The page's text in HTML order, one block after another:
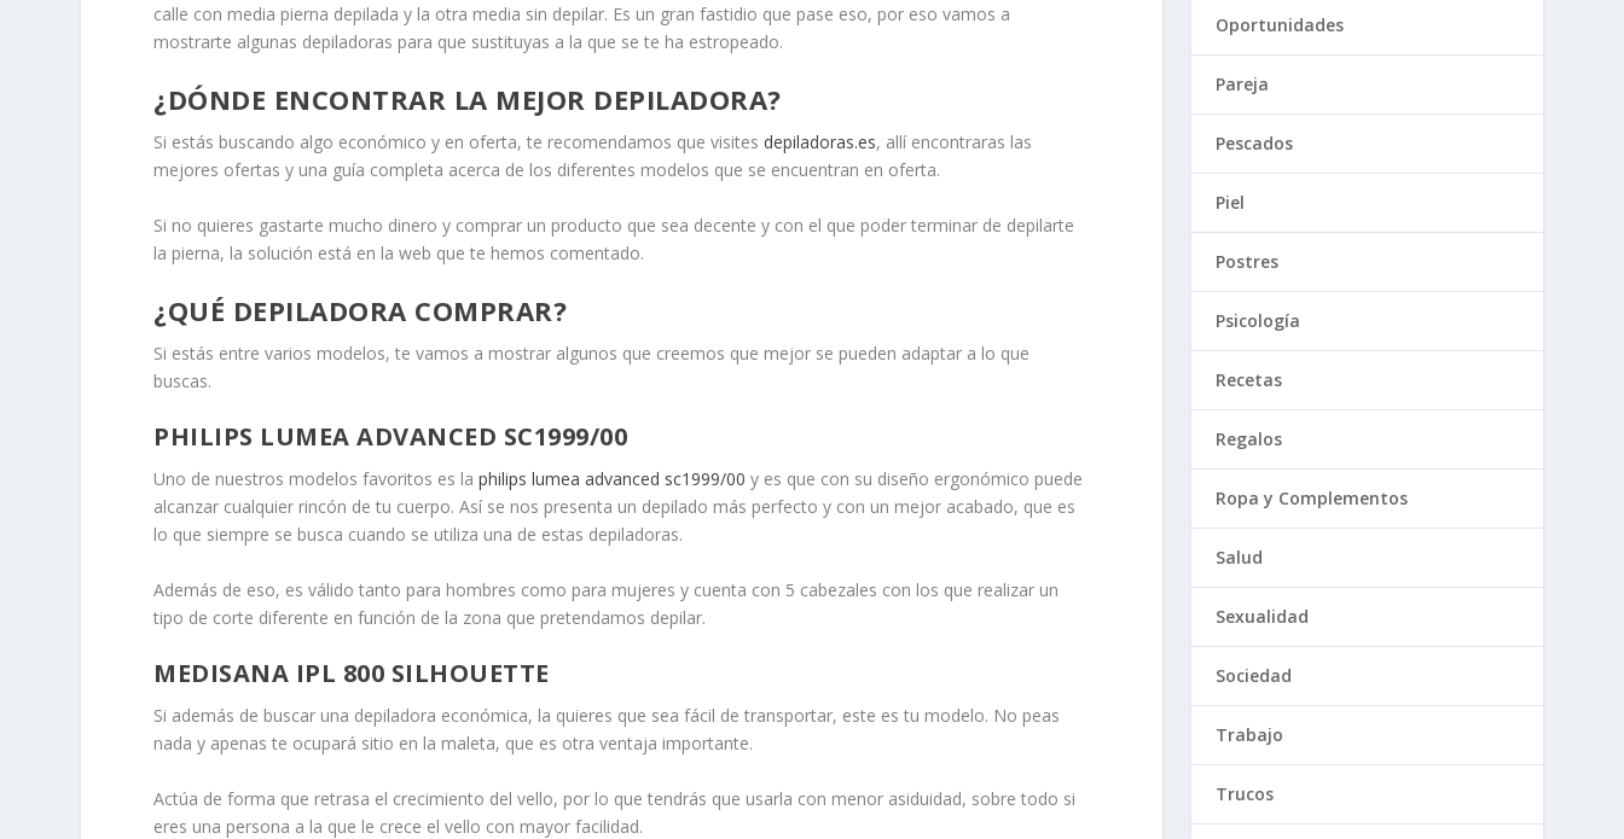
calle con media pierna depilada y la otra media sin depilar. Es un gran fastidio que pase eso, por eso vamos a
mostrarte algunas depiladoras para que sustituyas a la que se te ha estropeado.
¿DÓNDE ENCONTRAR LA MEJOR DEPILADORA?
Si estás buscando algo económico y en oferta, te recomendamos que visites depiladoras.es, allí encontraras las
mejores ofertas y una guía completa acerca de los diferentes modelos que se encuentran en oferta.
Si no quieres gastarte mucho dinero y comprar un producto que sea decente y con el que poder terminar de depilarte
la pierna, la solución está en la web que te hemos comentado.
¿QUÉ DEPILADORA COMPRAR?
Si estás entre varios modelos, te vamos a mostrar algunos que creemos que mejor se pueden adaptar a lo que
buscas.
PHILIPS LUMEA ADVANCED SC1999/00
Uno de nuestros modelos favoritos es laphilips lumea advanced sc1999/00 y es que con su diseño ergonómico puede
alcanzar cualquier rincón de tu cuerpo. Así se nos presenta un depilado más perfecto y con un mejor acabado, que es
lo que siempre se busca cuando se utiliza una de estas depiladoras.
Además de eso, es válido tanto para hombres como para mujeres y cuenta con 5 cabezales con los que realizar un
tipo de corte diferente en función de la zona que pretendamos depilar.
MEDISANA IPL 800 SILHOUETTE
Si además de buscar una depiladora económica, la quieres que sea fácil de transportar, este es tu modelo. No peas
nada y apenas te ocupará sitio en la maleta, que es otra ventaja importante.
Actúa de forma que retrasa el crecimiento del vello, por lo que tendrás que usarla con menor asiduidad, sobre todo si
eres una persona a la que le crece el vello con mayor facilidad.
Oportunidades
Pareja
Pescados
Piel
Postres
Psicología
Recetas
Regalos
Ropa y Complementos
Salud
Sexualidad
Sociedad
Trabajo
Trucos